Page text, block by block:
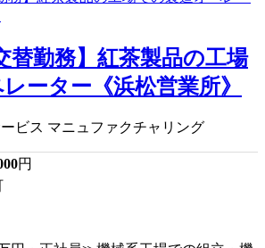
替勤務】紅茶製品の工場
ーター《浜松営業所》
ビス マニュファクチャリング
円